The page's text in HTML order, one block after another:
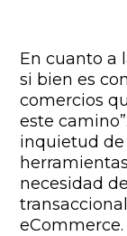
En cuanto a
si bien es
comercios
este
inquietud de
necesidad
eCommerce.